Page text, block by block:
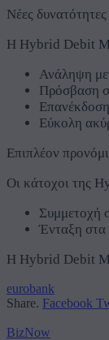
Νέες
Η Hybrid Debit
Ανάληψη
Πρόσβαση
Εύκολη
Επιπλέον
Οι κάτοχοι της
Συμμετοχή
Ένταξη στα
Η Hybrid Debit
eurobank
Share. Facebook
BizNow